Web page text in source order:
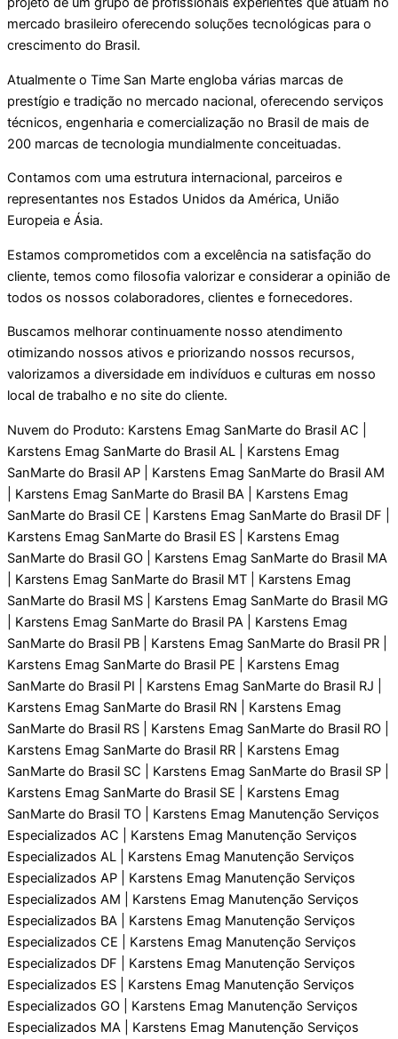
mercado brasileiro oferecendo soluções tecnológicas para o
crescimento do Brasil.
Atualmente o Time San Marte engloba várias marcas de
prestígio e tradição no mercado nacional, oferecendo serviços
técnicos, engenharia e comercialização no Brasil de mais de
200 marcas de tecnologia mundialmente conceituadas.
Contamos com uma estrutura internacional, parceiros e
representantes nos Estados Unidos da América, União
Europeia e Ásia.
Estamos comprometidos com a excelência na satisfação do
cliente, temos como filosofia valorizar e considerar a opinião de
todos os nossos colaboradores, clientes e fornecedores.
Buscamos melhorar continuamente nosso atendimento
otimizando nossos ativos e priorizando nossos recursos,
valorizamos a diversidade em indivíduos e culturas em nosso
local de trabalho e no site do cliente.
Nuvem do Produto: Karstens Emag SanMarte do Brasil AC |
Karstens Emag SanMarte do Brasil AL | Karstens Emag
SanMarte do Brasil AP | Karstens Emag SanMarte do Brasil AM
| Karstens Emag SanMarte do Brasil BA | Karstens Emag
SanMarte do Brasil CE | Karstens Emag SanMarte do Brasil DF |
Karstens Emag SanMarte do Brasil ES | Karstens Emag
SanMarte do Brasil GO | Karstens Emag SanMarte do Brasil MA
| Karstens Emag SanMarte do Brasil MT | Karstens Emag
SanMarte do Brasil MS | Karstens Emag SanMarte do Brasil MG
| Karstens Emag SanMarte do Brasil PA | Karstens Emag
SanMarte do Brasil PB | Karstens Emag SanMarte do Brasil PR |
Karstens Emag SanMarte do Brasil PE | Karstens Emag
SanMarte do Brasil PI | Karstens Emag SanMarte do Brasil RJ |
Karstens Emag SanMarte do Brasil RN | Karstens Emag
SanMarte do Brasil RS | Karstens Emag SanMarte do Brasil RO |
Karstens Emag SanMarte do Brasil RR | Karstens Emag
SanMarte do Brasil SC | Karstens Emag SanMarte do Brasil SP |
Karstens Emag SanMarte do Brasil SE | Karstens Emag
SanMarte do Brasil TO | Karstens Emag Manutenção Serviços
Especializados AC | Karstens Emag Manutenção Serviços
Especializados AL | Karstens Emag Manutenção Serviços
Especializados AP | Karstens Emag Manutenção Serviços
Especializados AM | Karstens Emag Manutenção Serviços
Especializados BA | Karstens Emag Manutenção Serviços
Especializados CE | Karstens Emag Manutenção Serviços
Especializados DF | Karstens Emag Manutenção Serviços
Especializados ES | Karstens Emag Manutenção Serviços
Especializados GO | Karstens Emag Manutenção Serviços
Especializados MA | Karstens Emag Manutenção Serviços